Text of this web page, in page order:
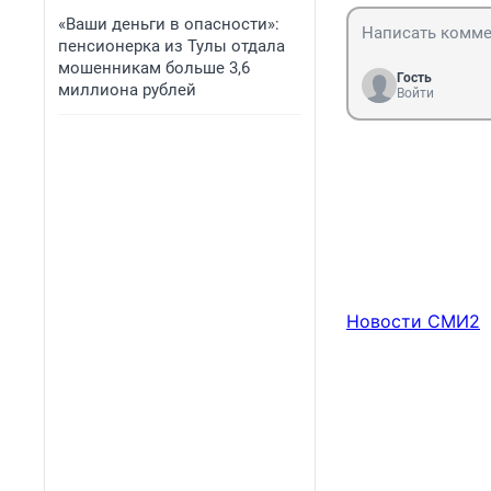
«Ваши деньги в опасности»:
пенсионерка из Тулы отдала
мошенникам больше 3,6
миллиона рублей
Гость
Войти
Новости СМИ2